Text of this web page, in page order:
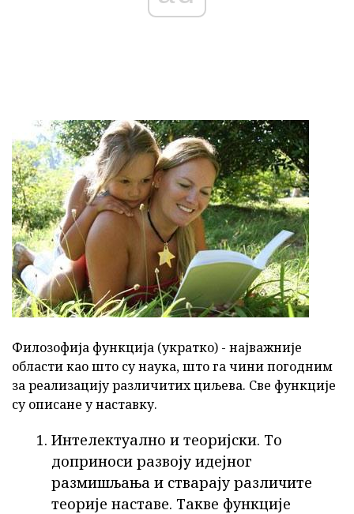
Филозофија функција (укратко) - најважније
области као што су наука, што га чини погодним
за реализацију различитих циљева. Све функције
су описане у наставку.
Интелектуално и теоријски. То
доприноси развоју идејног
размишљања и стварају различите
теорије наставе. Такве функције